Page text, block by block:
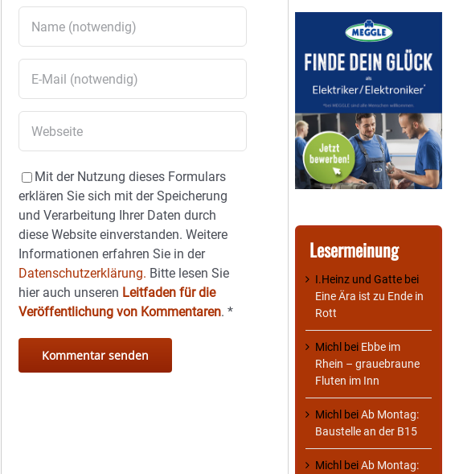
Mit der Nutzung dieses Formulars
erklären Sie sich mit der Speicherung
und Verarbeitung Ihrer Daten durch
diese Website einverstanden. Weitere
Informationen erfahren Sie in der
Datenschutzerklärung. Bitte lesen Sie
hier auch unseren Leitfaden für die
Veröffentlichung von Kommentaren.*
Lesermeinung
I.Heinz und Gatte bei
Eine Ära ist zu Ende in
Rott
Michl bei Ebbe im
Rhein – grauebraune
Fluten im Inn
Michl beiAb Montag:
Baustelle an der B15
Michl beiAb Montag: